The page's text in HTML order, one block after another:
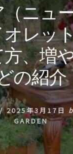
ニュ
レッ
、増
の紹介
2025年3月17日
GARDEN